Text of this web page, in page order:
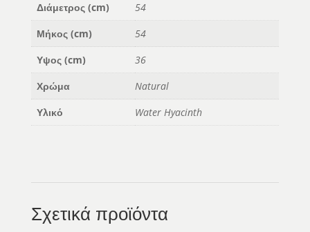
Διάμετρος (cm)
54
Μήκος (cm)
54
Υψος (cm)
36
Χρώμα
Natural
Υλικό
Water Hyacinth
Σχετικά προϊόντα